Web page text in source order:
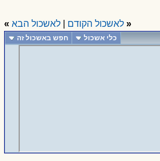
« לאשכול הקודם לאשכול הבא »
כלי אשכול חפש באשכול זה